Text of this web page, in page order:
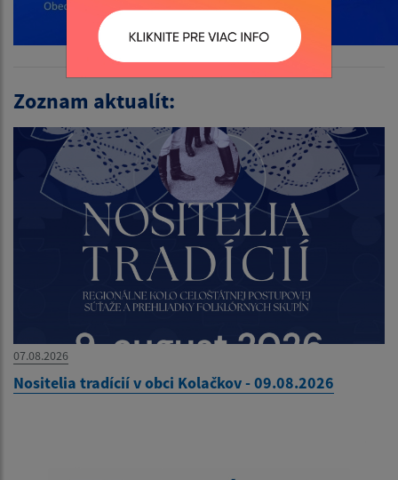
Zoznam aktualít:
07.08.2026
Nositelia tradícií v obci Kolačkov - 09.08.2026